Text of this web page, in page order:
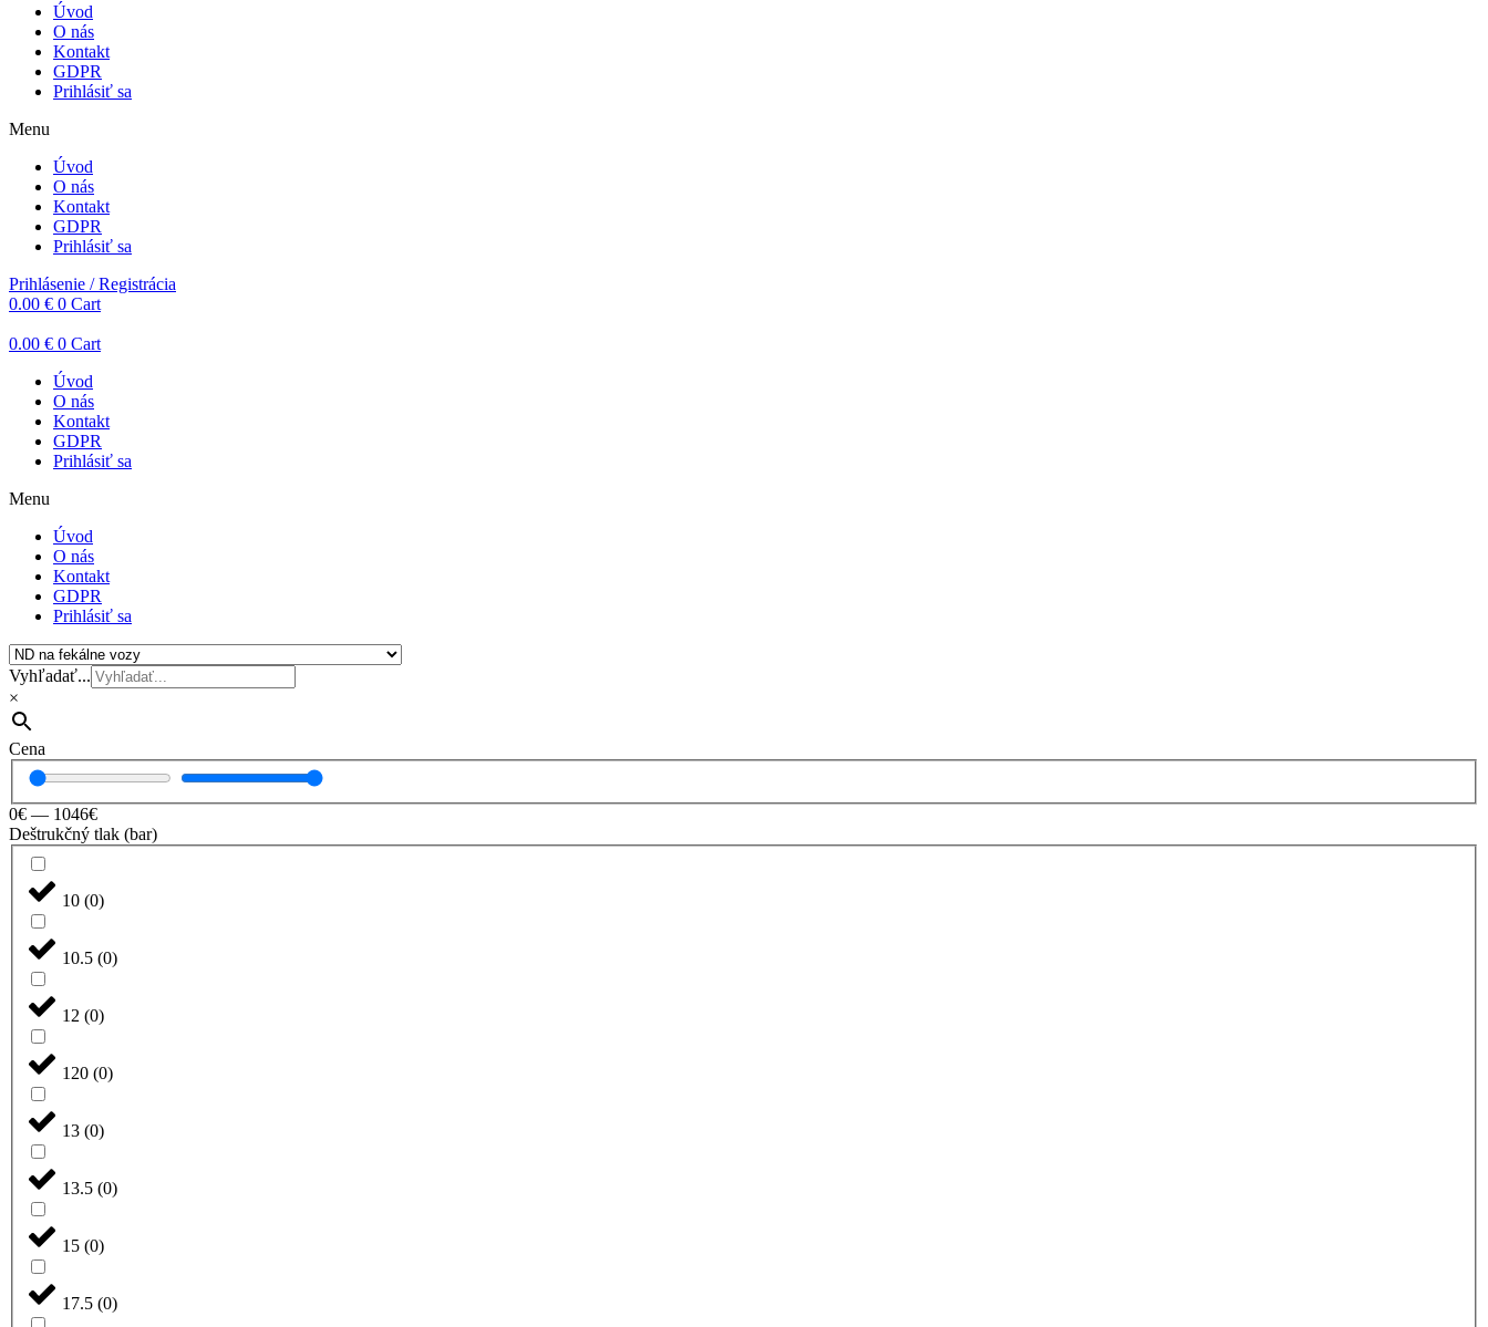
Úvod
O nás
Kontakt
GDPR
Prihlásiť sa
Menu
Úvod
O nás
Kontakt
GDPR
Prihlásiť sa
Prihlásenie / Registrácia
0.00 € 0 Cart
0.00 € 0 Cart
Úvod
O nás
Kontakt
GDPR
Prihlásiť sa
Menu
Úvod
O nás
Kontakt
GDPR
Prihlásiť sa
Vyhľadať...
×
Cena
0€ — 1046€
Deštrukčný tlak (bar)
10 (0)
10.5 (0)
12 (0)
120 (0)
13 (0)
13.5 (0)
15 (0)
17.5 (0)